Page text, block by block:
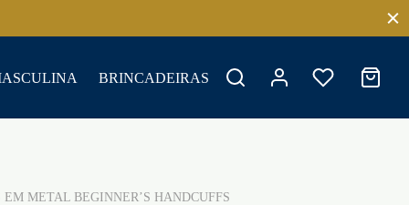
BRINCADEIRAS
METAL BEGINNER’S HANDCUFFS